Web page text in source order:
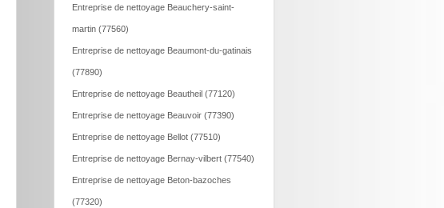
Entreprise de nettoyage Beauchery-saint-
martin (77560)
Entreprise de nettoyage Beaumont-du-gatinais
(77890)
Entreprise de nettoyage Beautheil (77120)
Entreprise de nettoyage Beauvoir (77390)
Entreprise de nettoyage Bellot (77510)
Entreprise de nettoyage Bernay-vilbert (77540)
Entreprise de nettoyage Beton-bazoches
(77320)